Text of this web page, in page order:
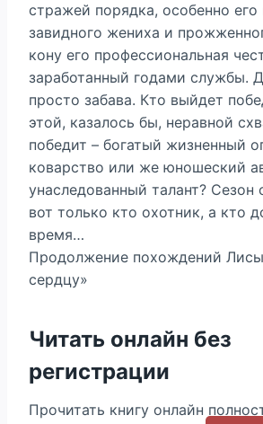
стражей порядка, особенно его
завидного жениха и
кону его профессиональная
заработанный годами службы.
просто забава. Кто выйдет
этой, казалось бы, неравной
победит – богатый жизненный
коварство или же юношеский
унаследованный талант? Сезон
вот только кто охотник, а кто
время…
Продолжение похождений
сердцу»
Читать онлайн без
регистрации
Прочитать книгу онлайн